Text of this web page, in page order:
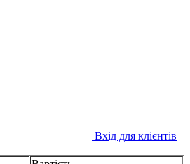
Вхід для клієнтів